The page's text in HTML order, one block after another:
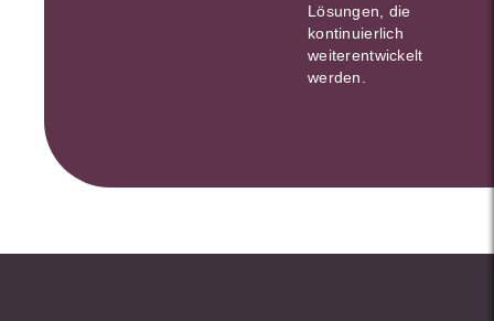
Lösungen, die
kontinuierlich
weiterentwickelt
werden.